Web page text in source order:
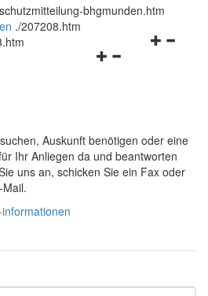
bhgmunden.htm
./207208.htm
Navigationsmenü
Auskunft benötigen oder eine
Ihr Anliegen da und beantworten
uns an, schicken Sie ein Fax oder
Mail.